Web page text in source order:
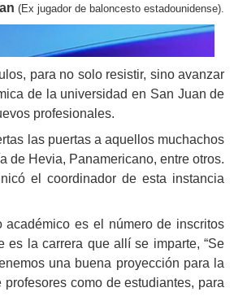
(Ex jugador de baloncesto estadounidense).
para no solo resistir, sino avanzar
de la universidad en San Juan de
profesionales.
las puertas a aquellos muchachos
de Hevia, Panamericano, entre otros.
el coordinador de esta instancia
es el número de inscritos
es la carrera que allí se imparte, “Se
una buena proyección para la
como de estudiantes, para